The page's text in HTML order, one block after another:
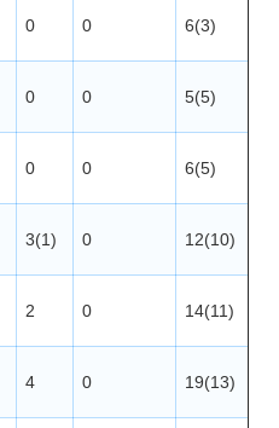
0 0 6(3)
0 0 5(5)
0 0 6(5)
3(1) 0 12(10)
2 0 14(11)
4 0 19(13)